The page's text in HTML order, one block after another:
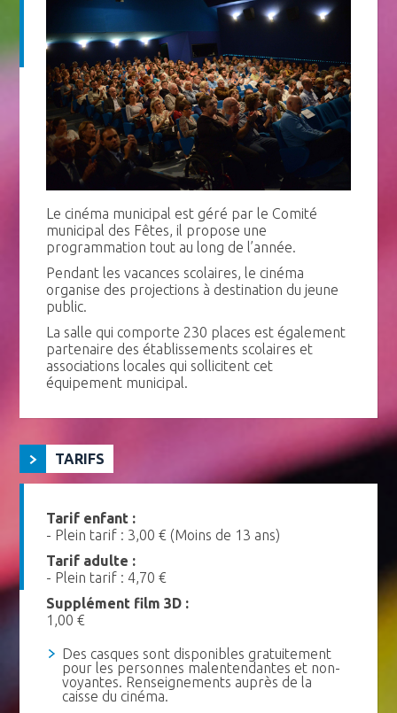
Le cinéma municipal est géré par le Comité
municipal des Fêtes, il propose une
programmation tout au long de l’année.
Pendant les vacances scolaires, le cinéma
organise des projections à destination du jeune
public.
La salle qui comporte 230 places est également
partenaire des établissements scolaires et
associations locales qui sollicitent cet
équipement municipal.
TARIFS
Tarif enfant :
- Plein tarif : 3,00 € (Moins de 13 ans)
Tarif adulte :
- Plein tarif : 4,70 €
Supplément film 3D :
1,00 €
Des casques sont disponibles gratuitement
pour les personnes malentendantes et non-
voyantes. Renseignements auprès de la
caisse du cinéma.